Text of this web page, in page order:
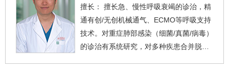
擅长： 擅长急、慢性呼吸衰竭的诊治，精
通有创/无创机械通气、ECMO等呼吸支持
技术。对重症肺部感染（细菌/真菌/病毒）
的诊治有系统研究，对多种疾患合并脱机